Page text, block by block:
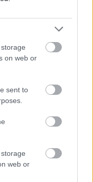
on web or
sent to
web or
megvalósul”